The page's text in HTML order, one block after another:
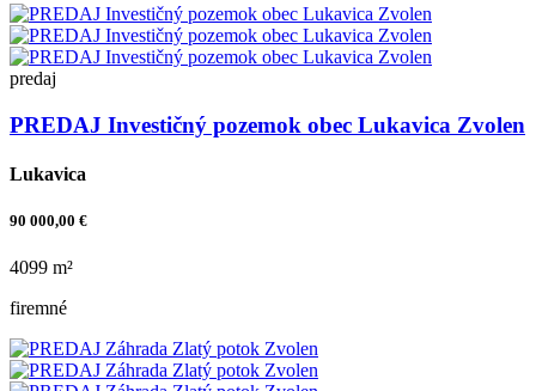
predaj
PREDAJ Investičný pozemok obec Lukavica Zvolen
Lukavica
90 000,00 €
4099 m²
firemné